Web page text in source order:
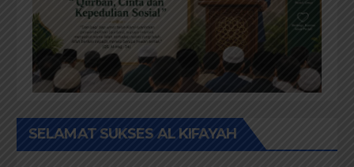
SELAMAT SUKSES AL KIFAYAH